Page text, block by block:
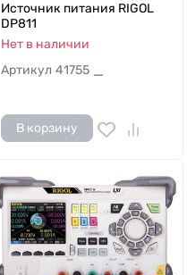
Источник питания RIGOL
DP811
Нет в наличии
Артикул 41755 —
В корзину